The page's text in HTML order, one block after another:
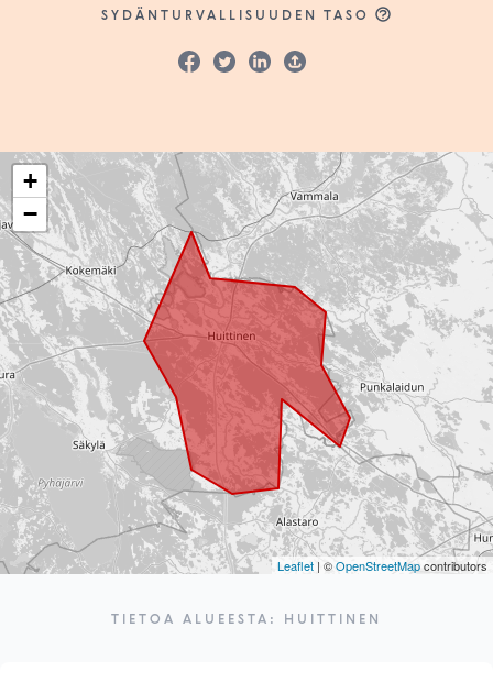
SYDÄNTURVALLISUUDEN TASO
+
−
Leaflet | ©OpenStreetMapcontributors
TIETOA ALUEESTA: HUITTINEN